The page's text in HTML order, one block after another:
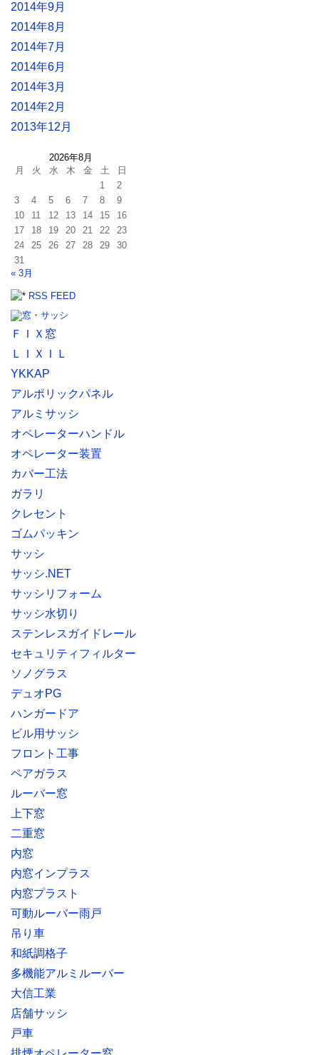
2014年9月
2014年8月
2014年7月
2014年6月
2014年3月
2014年2月
2013年12月
2026年8月
月
火 水 木 金 土
日
1
2
3
4 5 6 7 8
9
10
11 12 13 14 15
16
17
18 19 20 21 22
23
24
25 26 27 28 29
30
31
« 3月
RSS FEED
ＦＩＸ窓
ＬＩＸＩＬ
YKKAP
アルポリックパネル
アルミサッシ
オペレーターハンドル
オペレーター装置
カバー工法
ガラリ
クレセント
ゴムパッキン
サッシ
サッシ.NET
サッシリフォーム
サッシ水切り
ステンレスガイドレール
セキュリティフィルター
ソノグラス
デュオPG
ハンガードア
ビル用サッシ
フロント工事
ペアガラス
ルーバー窓
上下窓
二重窓
内窓
内窓インプラス
内窓プラスト
可動ルーバー雨戸
吊り車
和紙調格子
多機能アルミルーバー
大信工業
店舗サッシ
戸車